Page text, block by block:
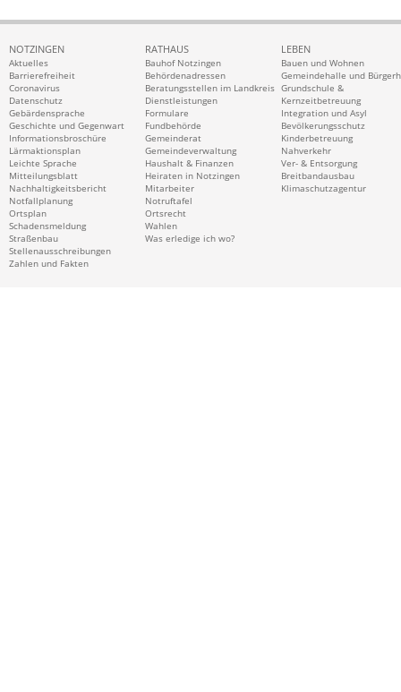
NOTZINGEN
Aktuelles
Barrierefreiheit
Coronavirus
Datenschutz
Gebärdensprache
Geschichte und Gegenwart
Informationsbroschüre
Lärmaktionsplan
Leichte Sprache
Mitteilungsblatt
Nachhaltigkeitsbericht
Notfallplanung
Ortsplan
Schadensmeldung
Straßenbau
Stellenausschreibungen
Zahlen und Fakten
RATHAUS
Bauhof Notzingen
Behördenadressen
Beratungsstellen im Landkreis
Dienstleistungen
Formulare
Fundbehörde
Gemeinderat
Gemeindeverwaltung
Haushalt & Finanzen
Heiraten in Notzingen
Mitarbeiter
Notruftafel
Ortsrecht
Wahlen
Was erledige ich wo?
LEBEN
Bauen und Wohnen
Gemeindehalle und
Grundschule &
Kernzeitbetreuung
Integration und Asyl
Bevölkerungsschutz
Kinderbetreuung
Nahverkehr
Ver- & Entsorgung
Breitbandausbau
Klimaschutzagentur